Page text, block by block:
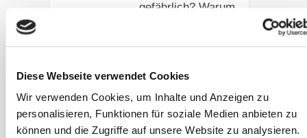
Diese Webseite verwendet Cookies
Wir verwenden Cookies, um Inhalte und Anzeigen zu
personalisieren, Funktionen für soziale Medien anbieten zu
können und die Zugriffe auf unsere Website zu analysieren.
gefährlich? Warum
Das erklärt
Sanoanimal in
diesem Podcast.